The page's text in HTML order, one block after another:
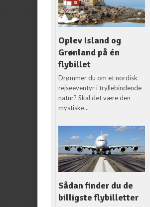
Oplev Island og
Grønland på én
flybillet
Drømmer du om et nordisk
rejseeventyr i tryllebindende
natur? Skal det være den
mystiske...
Sådan finder du de
billigste flybilletter